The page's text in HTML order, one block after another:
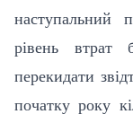
наступальний
рівень втрат
перекидати
початку року